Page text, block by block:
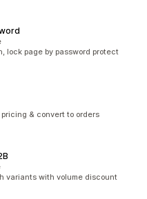
lock page by password protect
& convert to orders
variants with volume discount